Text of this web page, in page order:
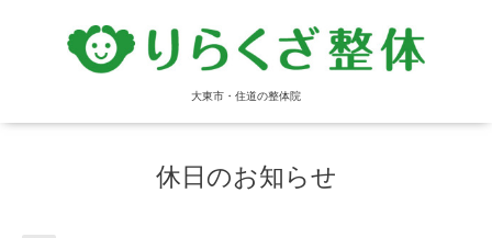
大東市・住道の整体院
休日のお知らせ